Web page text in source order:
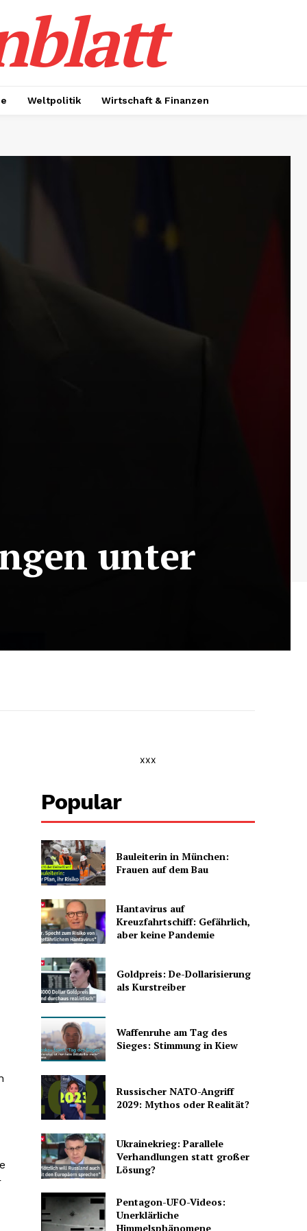
Weltpolitik Wirtschaft & Finanzen
unter
xxx
Popular
Bauleiterin in München:
Frauen auf dem Bau
Hantavirus auf
Kreuzfahrtschiff: Gefährlich,
aber keine Pandemie
Goldpreis: De-Dollarisierung
als Kurstreiber
Waffenruhe am Tag des
Sieges: Stimmung in Kiew
Russischer NATO-Angriff
2029: Mythos oder Realität?
Ukrainekrieg: Parallele
Verhandlungen statt großer
Lösung?
Pentagon-UFO-Videos:
Unerklärliche
Himmelsphänomene